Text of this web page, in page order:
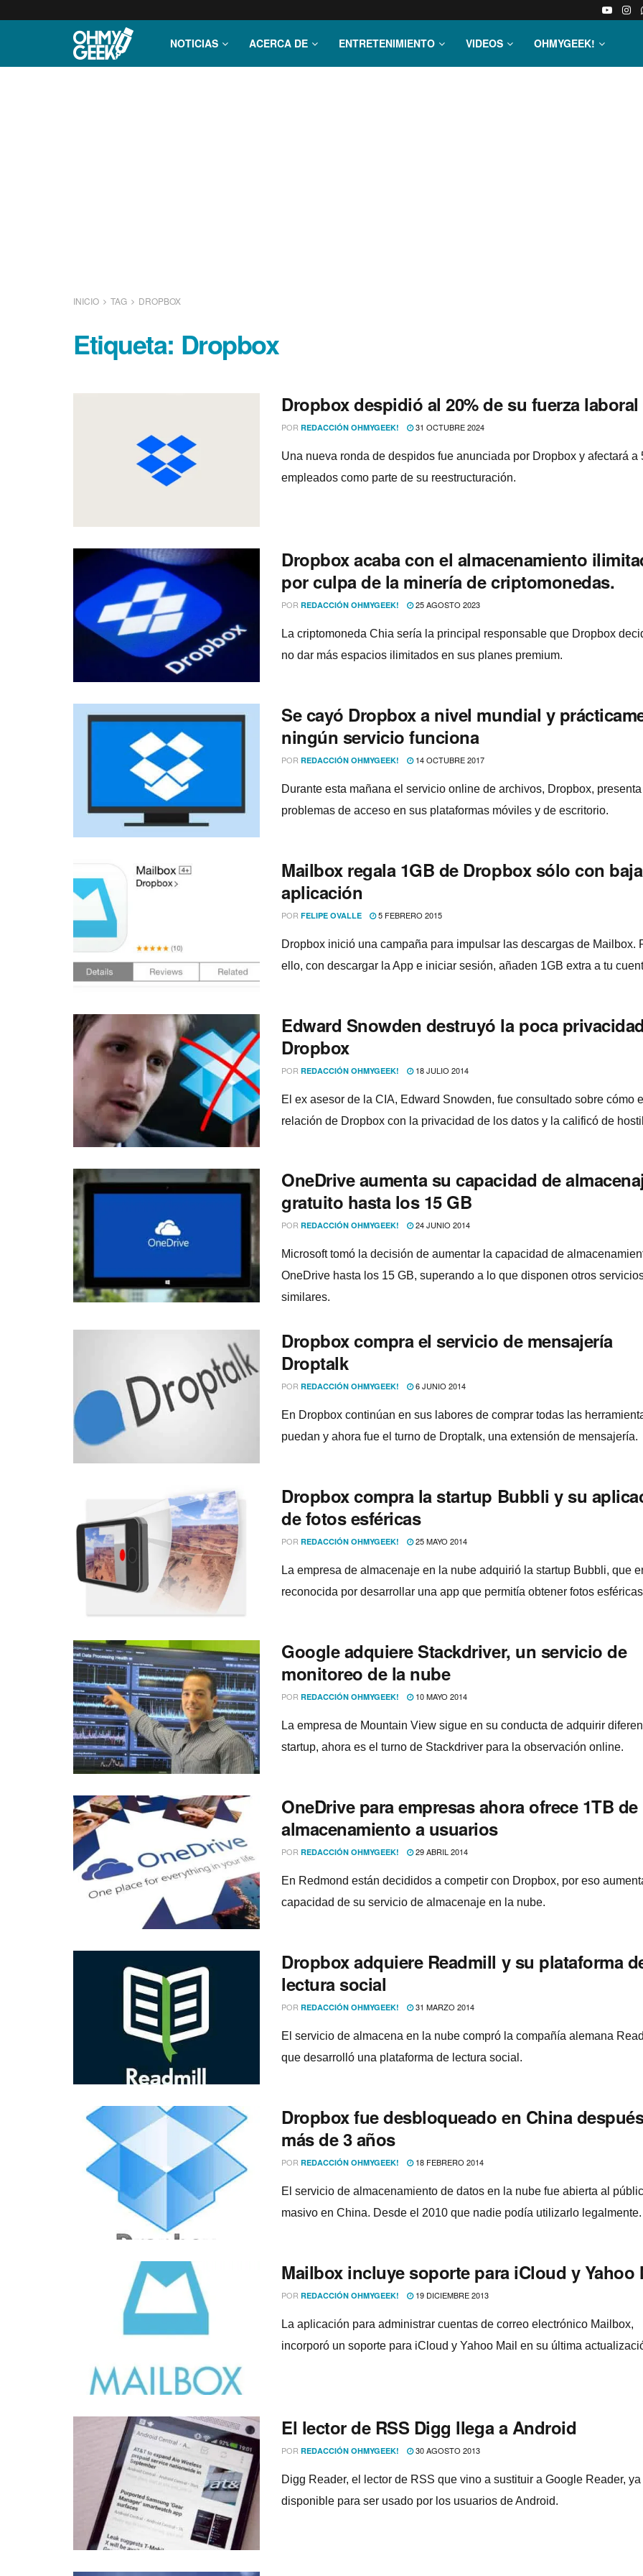
NOTICIAS ACERCA DE ENTRETENIMIENTO VIDEOS OHMYGEEK!
INICIO TAG DROPBOX
Etiqueta: Dropbox
Dropbox despidió al 20% de su fuerza laboral
POR REDACCIÓN OHMYGEEK! 31 OCTUBRE 2024
Una nueva ronda de despidos fue anunciada por Dropbox y afectará a
empleados como parte de su reestructuración.
Dropbox acaba con el almacenamiento
por culpa de la minería de criptomonedas.
POR REDACCIÓN OHMYGEEK! 25 AGOSTO 2023
La criptomoneda Chia sería la principal responsable que Dropbox
no dar más espacios ilimitados en sus planes premium.
Se cayó Dropbox a nivel mundial y
ningún servicio funciona
POR REDACCIÓN OHMYGEEK! 14 OCTUBRE 2017
Durante esta mañana el servicio online de archivos, Dropbox, presenta
problemas de acceso en sus plataformas móviles y de escritorio.
Mailbox regala 1GB de Dropbox sólo con
aplicación
POR FELIPE OVALLE 5 FEBRERO 2015
Dropbox inició una campaña para impulsar las descargas de Mailbox.
ello, con descargar la App e iniciar sesión, añaden 1GB extra a tu
Edward Snowden destruyó la poca
Dropbox
POR REDACCIÓN OHMYGEEK! 18 JULIO 2014
El ex asesor de la CIA, Edward Snowden, fue consultado sobre cómo
relación de Dropbox con la privacidad de los datos y la calificó de
OneDrive aumenta su capacidad de
gratuito hasta los 15 GB
POR REDACCIÓN OHMYGEEK! 24 JUNIO 2014
Microsoft tomó la decisión de aumentar la capacidad de
OneDrive hasta los 15 GB, superando a lo que disponen otros
similares.
Dropbox compra el servicio de mensajerí­a
Droptalk
POR REDACCIÓN OHMYGEEK! 6 JUNIO 2014
En Dropbox continúan en sus labores de comprar todas las
puedan y ahora fue el turno de Droptalk, una extensión de mensajerí­a.
Dropbox compra la startup Bubbli y su
de fotos esféricas
POR REDACCIÓN OHMYGEEK! 25 MAYO 2014
La empresa de almacenaje en la nube adquirió la startup Bubbli, que
reconocida por desarrollar una app que permití­a obtener fotos
Google adquiere Stackdriver, un servicio de
monitoreo de la nube
POR REDACCIÓN OHMYGEEK! 10 MAYO 2014
La empresa de Mountain View sigue en su conducta de adquirir
startup, ahora es el turno de Stackdriver para la observación online.
OneDrive para empresas ahora ofrece 1TB de
almacenamiento a usuarios
POR REDACCIÓN OHMYGEEK! 29 ABRIL 2014
En Redmond están decididos a competir con Dropbox, por eso
capacidad de su servicio de almacenaje en la nube.
Dropbox adquiere Readmill y su plataforma
lectura social
POR REDACCIÓN OHMYGEEK! 31 MARZO 2014
El servicio de almacena en la nube compró la compañí­a alemana
que desarrolló una plataforma de lectura social.
Dropbox fue desbloqueado en China
más de 3 años
POR REDACCIÓN OHMYGEEK! 18 FEBRERO 2014
El servicio de almacenamiento de datos en la nube fue abierta al
masivo en China. Desde el 2010 que nadie podí­a utilizarlo legalmente.
Mailbox incluye soporte para iCloud y Yahoo
POR REDACCIÓN OHMYGEEK! 19 DICIEMBRE 2013
La aplicación para administrar cuentas de correo electrónico Mailbox,
incorporó un soporte para iCloud y Yahoo Mail en su última
El lector de RSS Digg llega a Android
POR REDACCIÓN OHMYGEEK! 30 AGOSTO 2013
Digg Reader, el lector de RSS que vino a sustituir a Google Reader, ya
disponible para ser usado por los usuarios de Android.